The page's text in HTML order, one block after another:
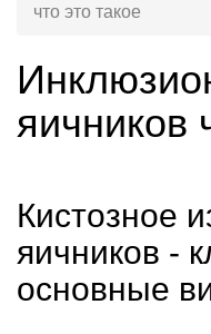
что это такое
яичников
Кистозное
яичников -
основные